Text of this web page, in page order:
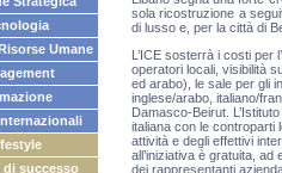
Umane
di successo
sola ricostruzione a
di lusso e, per la città di
L’ICE sosterrà i costi per
operatori locali, visibilità
ed arabo), le sale per gli
inglese/arabo, italiano/
Damasco-Beirut.
italiana con le controparti
attività e degli effettivi
all’iniziativa è gratuita,
dei rappresentanti